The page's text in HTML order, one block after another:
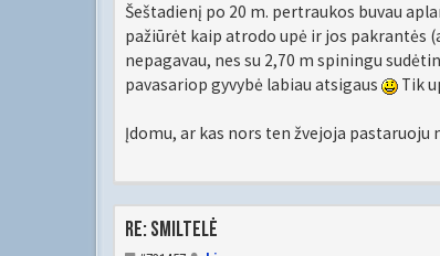
Šeštadienį po 20 m. pertraukos buvau
pažiūrėt kaip atrodo upė ir jos pakrantės
nepagavau, nes su 2,70 m spiningu
pavasariop gyvybė labiau atsigaus
Tik
Įdomu, ar kas nors ten žvejoja pastaruoju
Re: Smiltelė